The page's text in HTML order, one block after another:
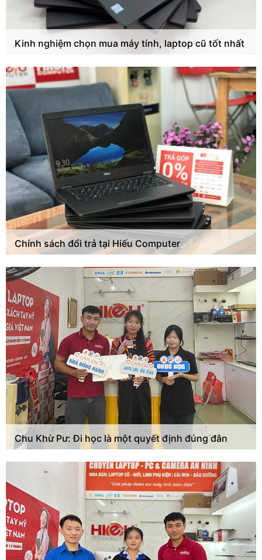
Kinh nghiệm chọn mua máy tính, laptop cũ tốt nhất
Chính sách đổi trả tại Hiếu Computer
Chu Khừ Pư: Đi học là một quyết định đúng đắn